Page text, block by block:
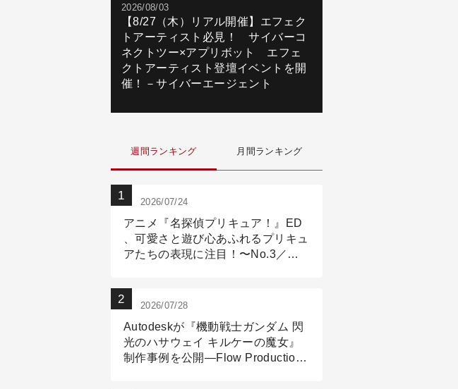
2026/08/03
【8/27（木）リアル開催】エフェク
トアーティスト必見！ サイバーコ
ネクトツー×アプリボット エフェ
クトアーティスト登壇イベントを開
催！－サイバーエージェント
週間ランキング 月間ランキング
2026/07/24
アニメ『名探偵プリキュア！』ED
、可愛さと遊び心あふれるプリキュ
アたちの表現に注目！〜No.3／ア
2026/07/28
Autodeskが『機動戦士ガンダム 閃
光のハサウェイ キルケーの魔女』
制作事例を公開―Flow Production